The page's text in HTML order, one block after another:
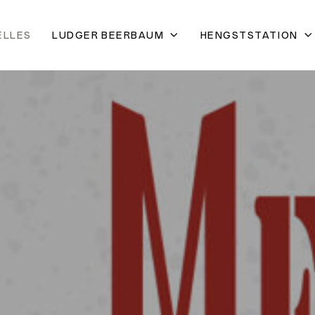
LUDGER BEERBAUM HENGSTSTATION